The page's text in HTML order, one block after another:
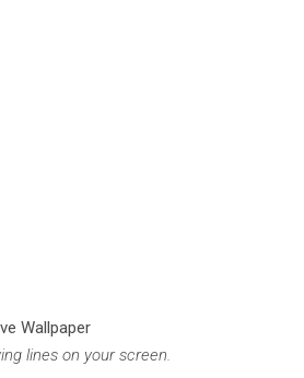
Wallpaper
lines on your screen.